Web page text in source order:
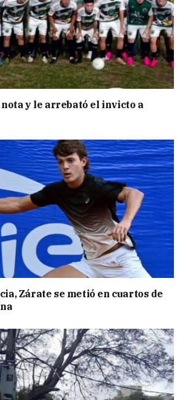
y le arrebató el invicto a
Zárate se metió en cuartos de